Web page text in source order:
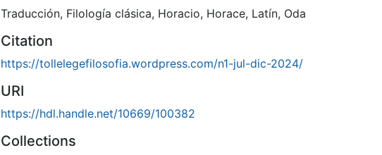
Traducción, Filología clásica, Horacio, Horace, Latín, Oda
Citation
https://tollelegefilosofia.wordpress.com/n1-jul-dic-2024/
URI
https://hdl.handle.net/10669/100382
Collections